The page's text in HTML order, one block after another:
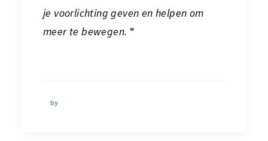
je voorlichting geven en helpen om
meer te bewegen. “
by